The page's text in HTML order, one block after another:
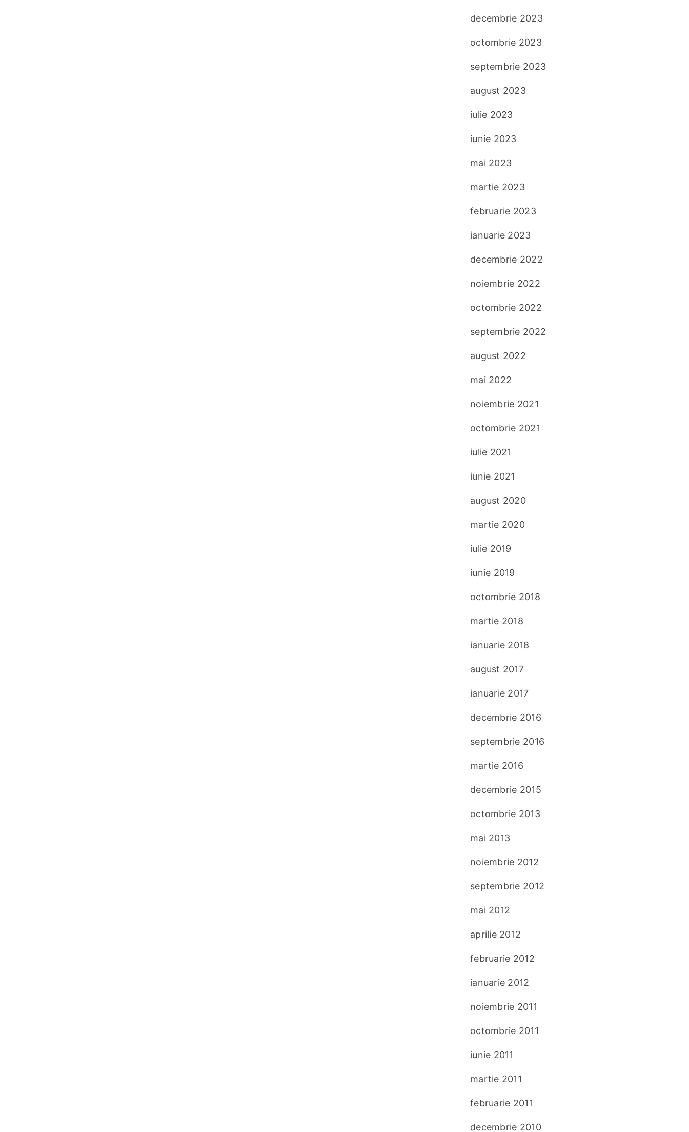
decembrie 2023
octombrie 2023
septembrie 2023
august 2023
iulie 2023
iunie 2023
mai 2023
martie 2023
februarie 2023
ianuarie 2023
decembrie 2022
noiembrie 2022
octombrie 2022
septembrie 2022
august 2022
mai 2022
noiembrie 2021
octombrie 2021
iulie 2021
iunie 2021
august 2020
martie 2020
iulie 2019
iunie 2019
octombrie 2018
martie 2018
ianuarie 2018
august 2017
ianuarie 2017
decembrie 2016
septembrie 2016
martie 2016
decembrie 2015
octombrie 2013
mai 2013
noiembrie 2012
septembrie 2012
mai 2012
aprilie 2012
februarie 2012
ianuarie 2012
noiembrie 2011
octombrie 2011
iunie 2011
martie 2011
februarie 2011
decembrie 2010